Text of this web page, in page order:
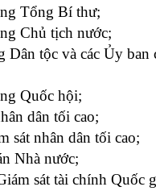
Tổng Bí thư;
Chủ tịch nước;
Dân tộc và các Ủy ban
Quốc hội;
dân tối cao;
sát nhân dân tối cao;
Nhà nước;
sát tài chính Quốc